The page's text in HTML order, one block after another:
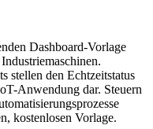
Dashboard-Vorlage
stellen den Echtzeitstatus
Anwendung dar. Steuern
kostenlosen Vorlage.